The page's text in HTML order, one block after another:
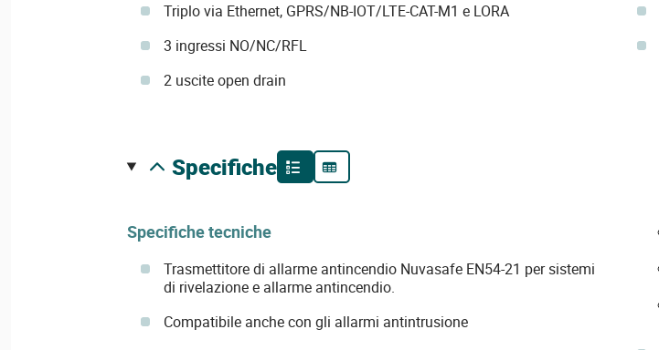
Triplo via Ethernet, GPRS/NB-IOT/LTE-CAT-M1 e LORA
3 ingressi NO/NC/RFL
2 uscite open drain
specifiche
Specifiche tecniche
Trasmettitore di allarme antincendio Nuvasafe EN54-21 per sistemi
di rivelazione e allarme antincendio.
Compatibile anche con gli allarmi antintrusione